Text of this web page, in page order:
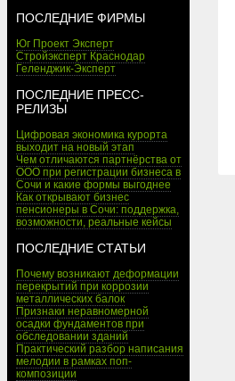
ПОСЛЕДНИЕ ФИРМЫ
Юг Проект Эксперт
Стройэксперт Краснодар
Геленджик-Эксперт
ПОСЛЕДНИЕ ПРЕСС-
РЕЛИЗЫ
Цифровая экономика курорта
выходит на новый этап
Чем отличаются партнёрства от
ООО при регистрации бизнеса в
Сочи и какие формы выгоднее
Как открывают бизнес
пенсионеры в Сочи: поддержка,
возможности, реальные кейсы
ПОСЛЕДНИЕ СТАТЬИ
Почему возникают деформации
перекрытий при коррозии
металлических балок
Признаки неравномерной
осадки фундаментов при
обследовании зданий
Практический разбор написания
мелодии в рамках поп-
композиции